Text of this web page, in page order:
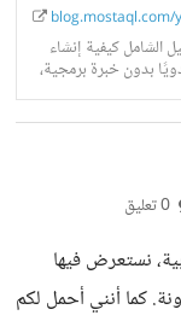
الشامل كيفية إنشاء
بدون خبرة برمجية،
والمتقدمين على
نستعرض فيها
كما أنني أحمل لكم